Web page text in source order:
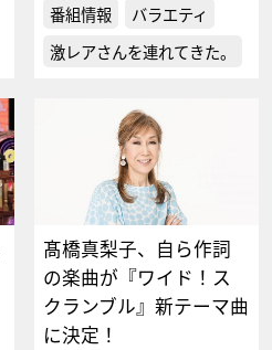
番組情報
バラエティ
激レアさんを連れてきた。
髙橋真梨子、自ら作詞
の楽曲が『ワイド！ス
クランブル』新テーマ曲
に決定！